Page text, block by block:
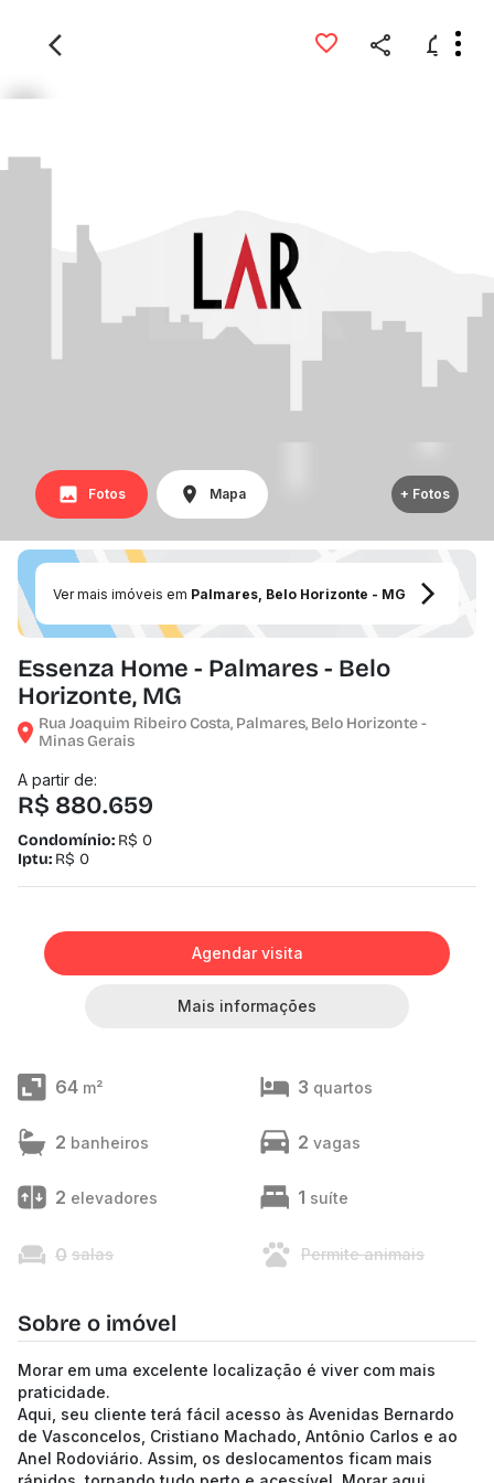
Fotos Mapa + Fotos
Ver mais imóveis em Palmares, Belo Horizonte - MG
Essenza Home - Palmares - Belo
Horizonte, MG
Rua Joaquim Ribeiro Costa, Palmares, Belo Horizonte -
Minas Gerais
A partir de:
R$ 880.659
Condomínio: R$ 0
Iptu: R$ 0
Agendar visita
Mais informações
64 m² 3 quartos
2 banheiros 2 vagas
2 elevadores 1 suíte
0 salas Permite animais
Sobre o imóvel
Morar em uma excelente localização é viver com mais
praticidade.
Aqui, seu cliente terá fácil acesso às Avenidas Bernardo
de Vasconcelos, Cristiano Machado, Antônio Carlos e ao
Anel Rodoviário. Assim, os deslocamentos ficam mais